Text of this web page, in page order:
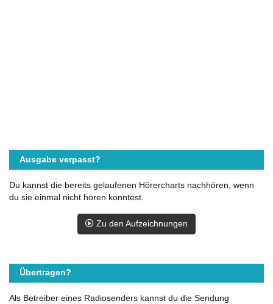
Ausgabe verpasst?
Du kannst die bereits gelaufenen Hörercharts nachhören, wenn
du sie einmal nicht hören konntest.
Zu den Aufzeichnungen
Übertragen?
Als Betreiber eines Radiosenders kannst du die Sendung